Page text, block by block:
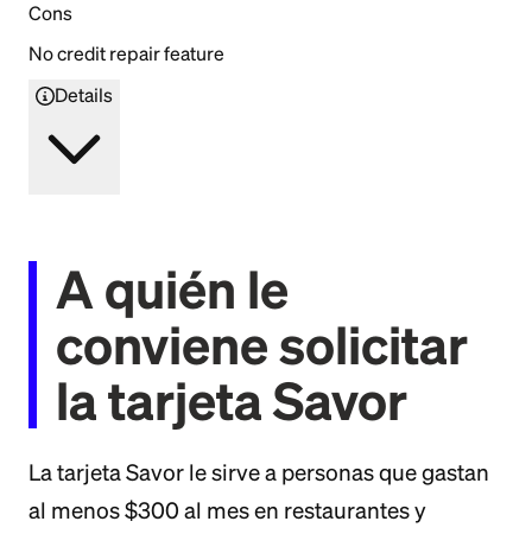
Cons
No credit repair feature
Details
A quién le
conviene solicitar
la tarjeta Savor
La tarjeta Savor le sirve a personas que gastan
al menos $300 al mes en restaurantes y